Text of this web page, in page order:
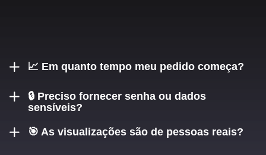
📈 Em quanto tempo meu pedido começa?
Seu pedido começa em até 15 minutos após a confirmação
do pagamento.
🔒 Preciso fornecer senha ou dados
sensíveis?
Nunca! Só pedimos o @username do seu Instagram.
🎯 As visualizações são de pessoas reais?